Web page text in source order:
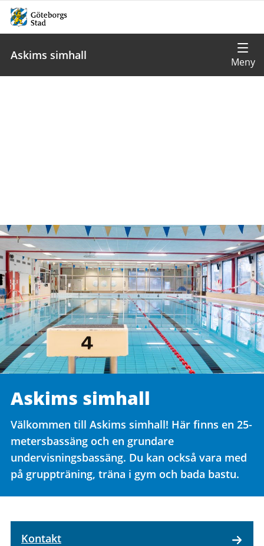
Askims simhall
Askims simhall
Välkommen till Askims simhall! Här finns en 25-
metersbassäng och en grundare
undervisningsbassäng. Du kan också vara med
på gruppträning, träna i gym och bada bastu.
Kontakt